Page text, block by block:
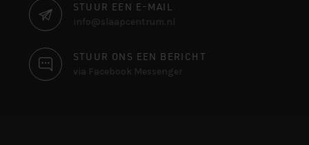
STUUR EEN E-MAIL
info@slaapcentrum.nl
STUUR ONS EEN BERICHT
via Facebook Messenger